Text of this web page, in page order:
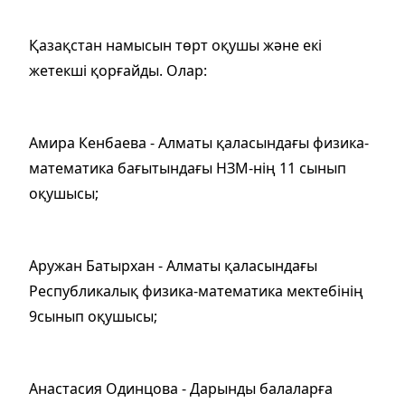
Қазақстан намысын төрт оқушы және екі
жетекші қорғайды. Олар:
Амира Кенбаева - Алматы қаласындағы физика-
математика бағытындағы НЗМ-нің 11 сынып
оқушысы;
Аружан Батырхан - Алматы қаласындағы
Республикалық физика-математика мектебінің
9сынып оқушысы;
Анастасия Одинцова - Дарынды балаларға